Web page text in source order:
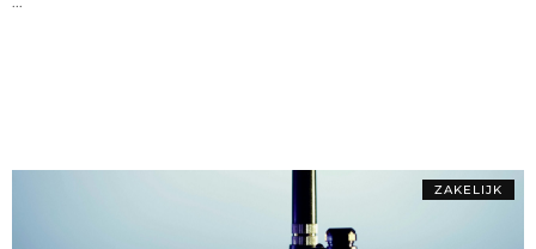
ZAKELIJK